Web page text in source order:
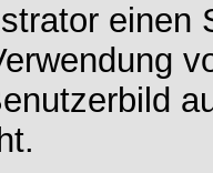
einen